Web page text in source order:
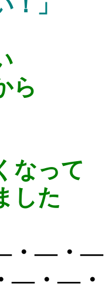
ら
なって
した
・―・―
―・―・